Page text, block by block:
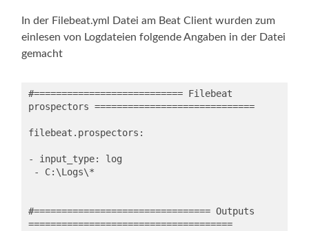
In der Filebeat.yml Datei am Beat Client wurden zum
einlesen von Logdateien folgende Angaben in der Datei
gemacht
#=========================== Filebeat
prospectors =============================
filebeat.prospectors:
- input_type: log
#================================ Outputs
=====================================